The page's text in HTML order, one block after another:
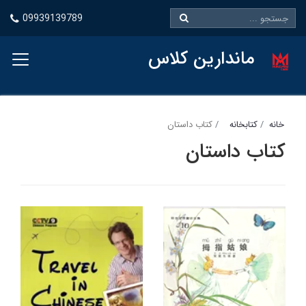
09939139789
ماندارین کلاس
خانه کتابخانه کتاب داستان
کتاب داستان